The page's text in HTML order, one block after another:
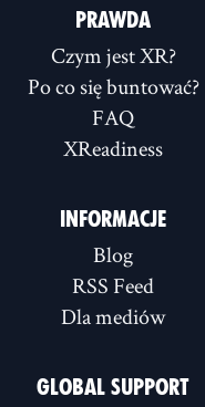
PRAWDA
Czym jest XR?
Po co się buntować?
FAQ
XReadiness
INFORMACJE
Blog
RSS Feed
Dla mediów
GLOBAL SUPPORT